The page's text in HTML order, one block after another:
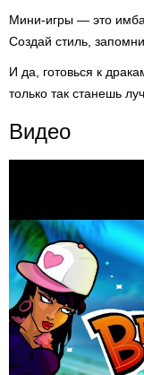
Мини-игры — это
Создай стиль,
И да, готовься к
только так станешь
Видео